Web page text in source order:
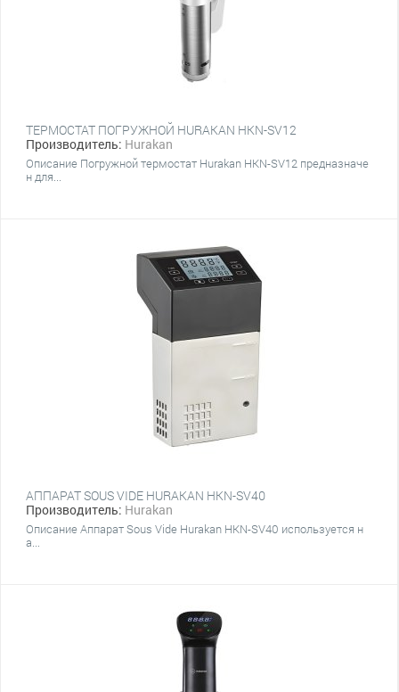
ТЕРМОСТАТ ПОГРУЖНОЙ HURAKAN HKN-SV12
Производитель: Hurakan
Описание Погружной термостат Hurakan HKN-SV12 предназначе
н для...
АППАРАТ SOUS VIDE HURAKAN HKN-SV40
Производитель: Hurakan
Описание Аппарат Sous Vide Hurakan HKN-SV40 используется н
а...